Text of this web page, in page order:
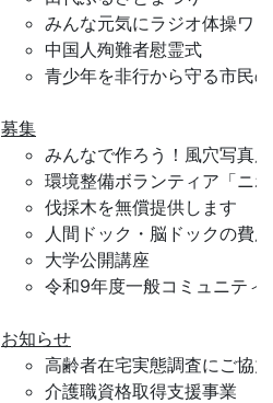
みんな元気にラジオ体操ワ
中国人殉難者慰霊式
青少年を非行から守る市民
募集
みんなで作ろう！風穴写真
環境整備ボランティア「ニ
伐採木を無償提供します
人間ドック・脳ドックの費
大学公開講座
令和9年度一般コミュニティ
お知らせ
高齢者在宅実態調査にご協
介護職資格取得支援事業